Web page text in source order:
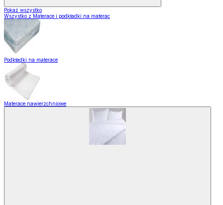
Pokaż wszystko
Wszystko z Materace i podkładki na materac
Podkładki na materace
Materace nawierzchniowe